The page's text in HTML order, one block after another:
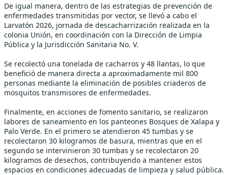
De igual manera, dentro de las estrategias de prevención de
enfermedades transmitidas por vector, se llevó a cabo el
Larvatón 2026, jornada de descacharrización realizada en la
colonia Unión, en coordinación con la Dirección de Limpia
Pública y la Jurisdicción Sanitaria No. V.
Se recolectó una tonelada de cacharros y 48 llantas, lo que
benefició de manera directa a aproximadamente mil 800
personas mediante la eliminación de posibles criaderos de
mosquitos transmisores de enfermedades.
Finalmente, en acciones de fomento sanitario, se realizaron
labores de saneamiento en los panteones Bosques de Xalapa y
Palo Verde. En el primero se atendieron 45 tumbas y se
recolectaron 30 kilogramos de basura, mientras que en el
segundo se intervinieron 30 tumbas y se recolectaron 20
kilogramos de desechos, contribuyendo a mantener estos
espacios en condiciones adecuadas de limpieza y salud pública.